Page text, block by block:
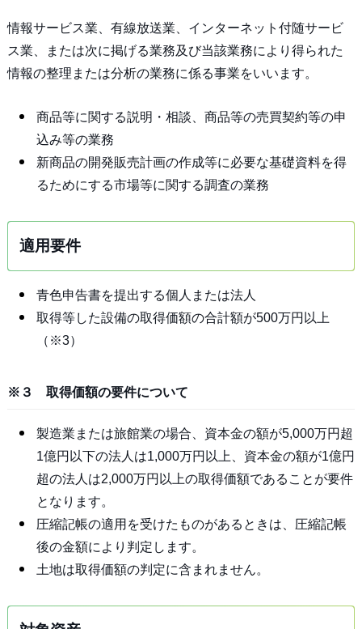
情報サービス業、有線放送業、インターネット付随サービ
ス業、または次に掲げる業務及び当該業務により得られた
情報の整理または分析の業務に係る事業をいいます。
商品等に関する説明・相談、商品等の売買契約等の申
込み等の業務
新商品の開発販売計画の作成等に必要な基礎資料を得
るためにする市場等に関する調査の業務
適用要件
青色申告書を提出する個人または法人
取得等した設備の取得価額の合計額が500万円以上
（※3）
※３ 取得価額の要件について
製造業または旅館業の場合、資本金の額が5,000万円超
1億円以下の法人は1,000万円以上、資本金の額が1億円
超の法人は2,000万円以上の取得価額であることが要件
となります。
圧縮記帳の適用を受けたものがあるときは、圧縮記帳
後の金額により判定します。
土地は取得価額の判定に含まれません。